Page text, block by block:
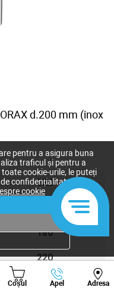
d.200 mm (inox
120
180
220
300
Coșul Apel Adresa
Viber Whatsapp
pentru a asigura buna
traficul și pentru a
cookie-urile, le puteți
confidențialitate după
cookie